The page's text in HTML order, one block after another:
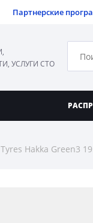
Партнерские
УСЛУГИ СТО
Hakka Green3